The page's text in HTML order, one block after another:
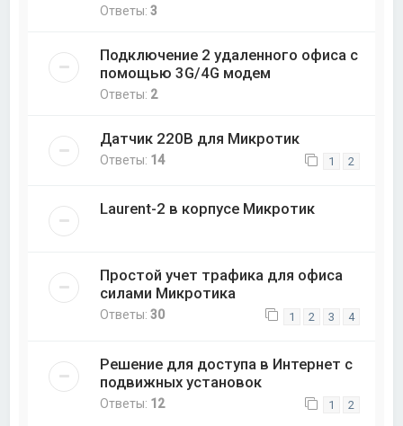
Ответы:3
Подключение 2 удаленного офиса с
помощью 3G/4G модем
Ответы: 2
Датчик 220В для Микротик
Ответы: 14 1 2
Laurent-2 в корпусе Микротик
Простой учет трафика для офиса
силами Микротика
Ответы:30 1 2 3 4
Решение для доступа в Интернет с
подвижных установок
Ответы: 12 1 2